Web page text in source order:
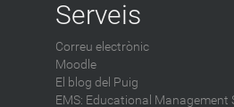
Serveis
Correu electrònic
Moodle
El blog del Puig
EMS: Educational Management